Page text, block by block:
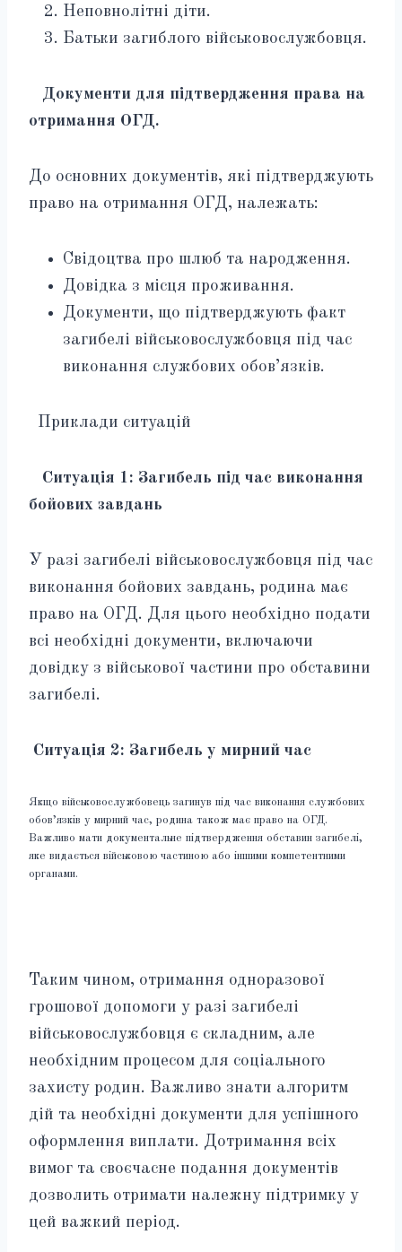
Неповнолітні діти.
Батьки загиблого військовослужбовця.
Документи для підтвердження права на
отримання ОГД.
До основних документів, які підтверджують
право на отримання ОГД, належать:
Свідоцтва про шлюб та народження.
Довідка з місця проживання.
Документи, що підтверджують факт
загибелі військовослужбовця під час
виконання службових обов’язків.
Приклади ситуацій
Ситуація 1: Загибель під час виконання
бойових завдань
У разі загибелі військовослужбовця під час
виконання бойових завдань, родина має
право на ОГД. Для цього необхідно подати
всі необхідні документи, включаючи
довідку з військової частини про обставини
загибелі.
Ситуація 2: Загибель у мирний час
Якщо військовослужбовець загинув під час виконання службових
обов’язків у мирний час, родина також має право на ОГД.
Важливо мати документальне підтвердження обставин загибелі,
яке видається військовою частиною або іншими компетентними
органами.
Таким чином, отримання одноразової
грошової допомоги у разі загибелі
військовослужбовця є складним, але
необхідним процесом для соціального
захисту родин. Важливо знати алгоритм
дій та необхідні документи для успішного
оформлення виплати. Дотримання всіх
вимог та своєчасне подання документів
дозволить отримати належну підтримку у
цей важкий період.